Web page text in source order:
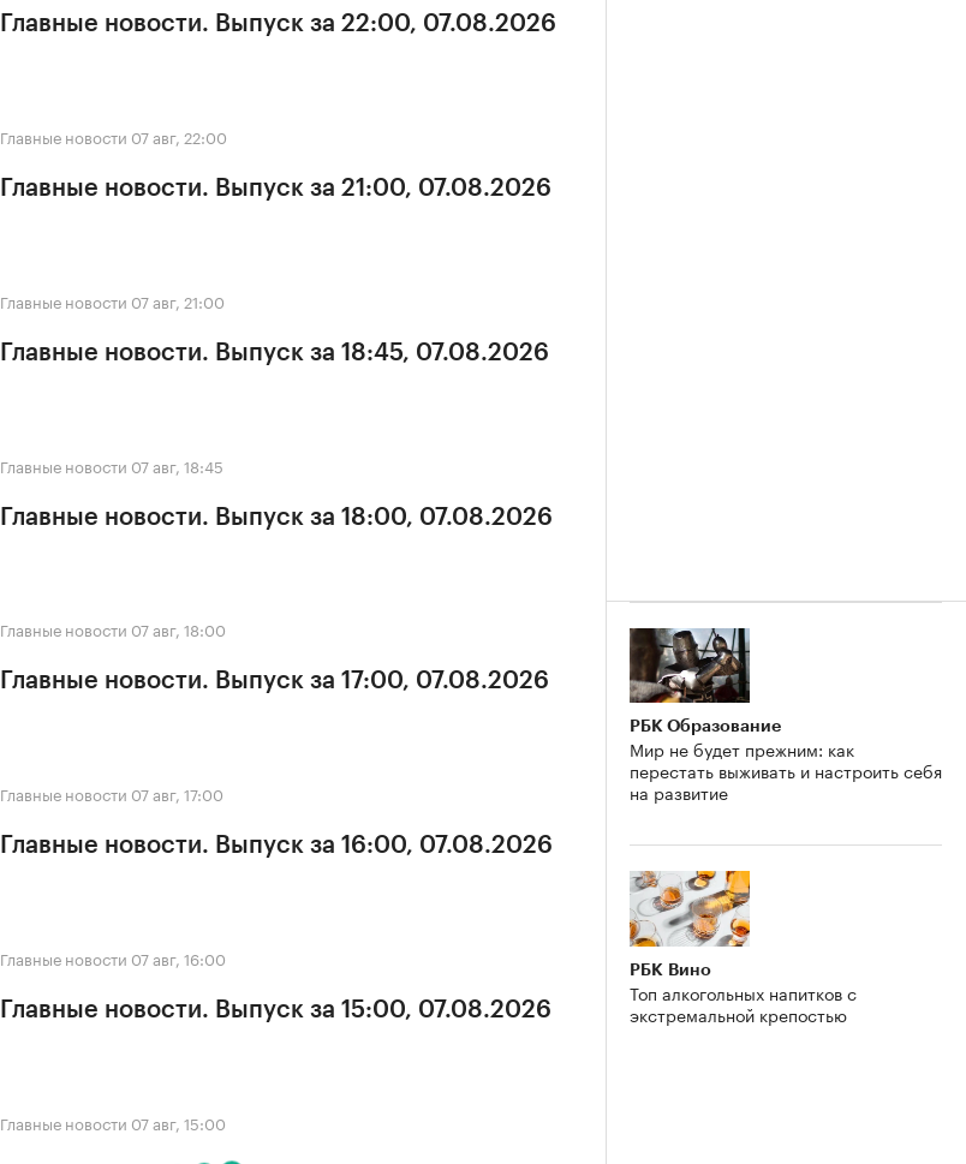
Главные новости. Выпуск за 22:00, 07.08.2026
Главные новости 07 авг, 22:00
Главные новости. Выпуск за 21:00, 07.08.2026
Главные новости 07 авг, 21:00
Главные новости. Выпуск за 18:45, 07.08.2026
Главные новости 07 авг, 18:45
Главные новости. Выпуск за 18:00, 07.08.2026
Главные новости 07 авг, 18:00
Главные новости. Выпуск за 17:00, 07.08.2026
Главные новости 07 авг, 17:00
Главные новости. Выпуск за 16:00, 07.08.2026
Главные новости 07 авг, 16:00
Главные новости. Выпуск за 15:00, 07.08.2026
Главные новости 07 авг, 15:00
РБК Образование
Мир не будет прежним: как
перестать выживать и настроить себя
на развитие
РБК Вино
Топ алкогольных напитков с
экстремальной крепостью